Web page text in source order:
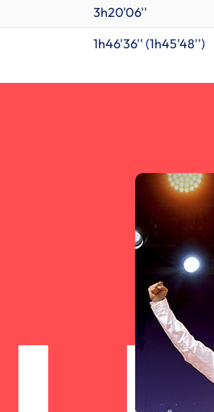
3h20'06''
1h46'36'' (1h45'48'')